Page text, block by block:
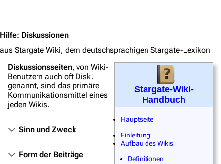
Stargate Origins
Stargate Infinity
Stargate-Romane
Filme
Das Stargate-Universum
Themenportal
Hilfe: Diskussionen
aus Stargate Wiki, dem deutschsprachigen Stargate-Lexikon
Stargate-Wiki-
Handbuch
Hauptseite
Einleitung
Aufbau des Wikis
Definitionen
Diskussionsseiten, von Wiki-
Benutzern auch oft Disk.
genannt, sind das primäre
Kommunikationsmittel eines
jeden Wikis.
Sinn und Zweck
Form der Beiträge